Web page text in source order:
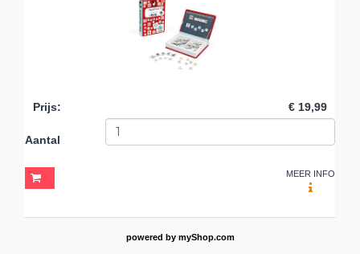
Prijs: € 19,99
Aantal
MEER INFO
powered by myShop.com